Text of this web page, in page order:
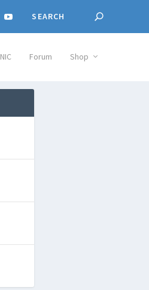
NIC Forum Shop